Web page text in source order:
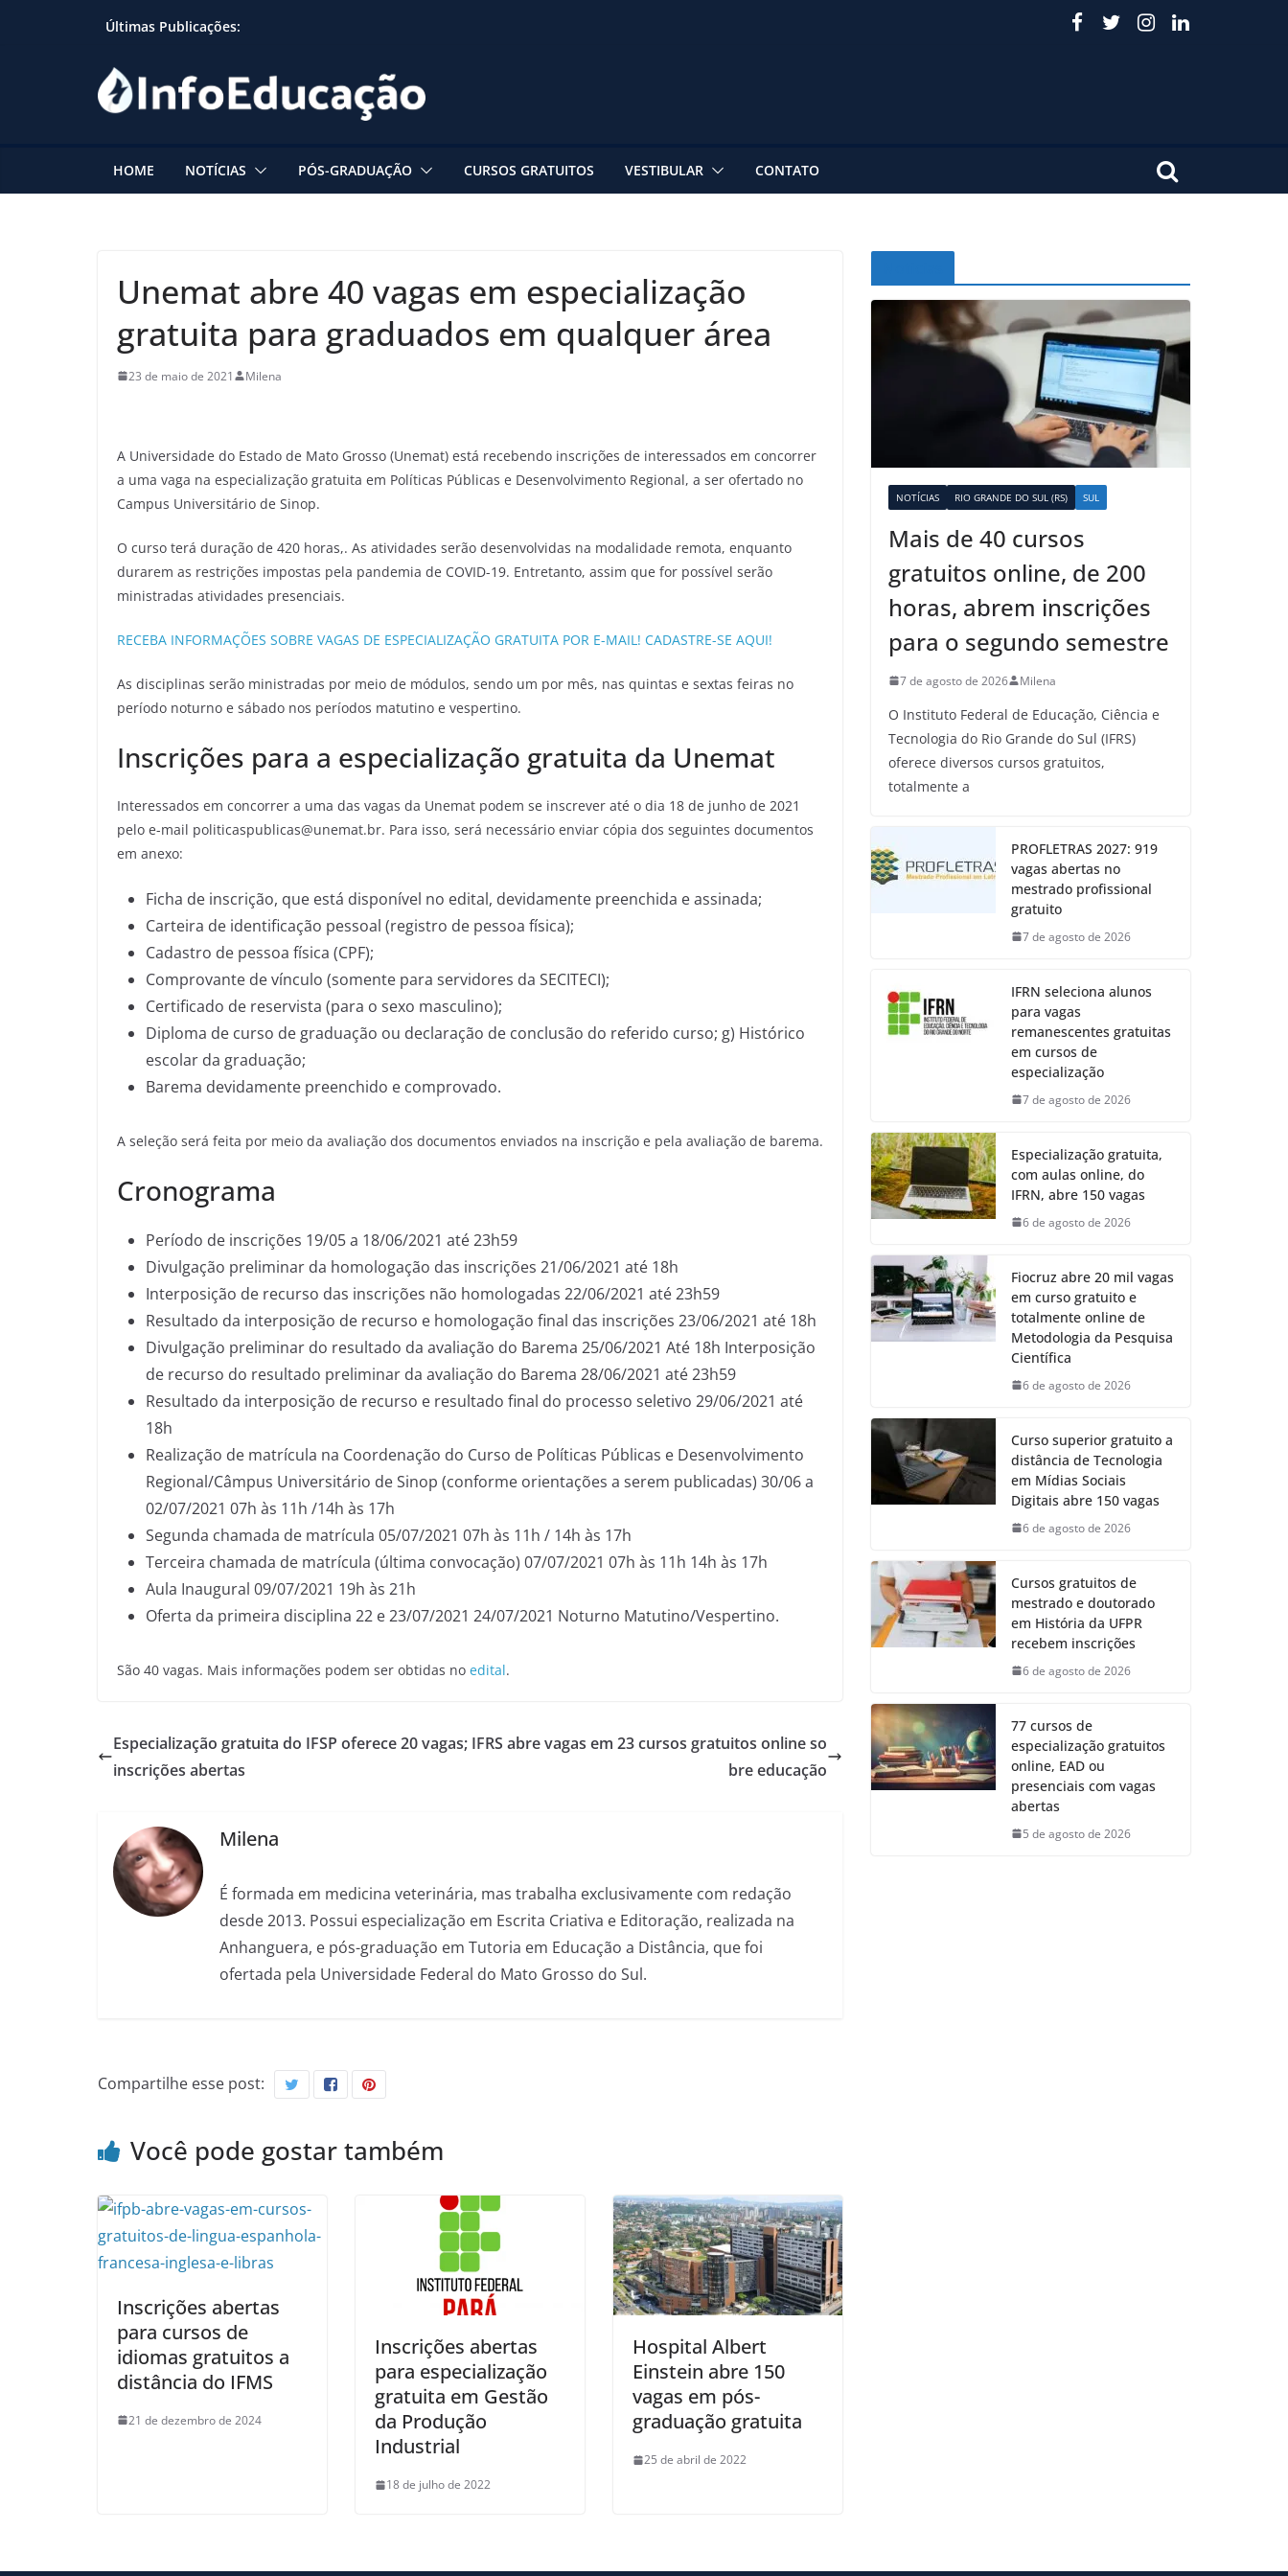
Últimas Publicações:
HOME NOTÍCIAS PÓS-GRADUAÇÃO CURSOS GRATUITOS VESTIBULAR CONTATO
Unemat abre 40 vagas em especialização
gratuita para graduados em qualquer área
23 de maio de 2021 Milena
A Universidade do Estado de Mato Grosso (Unemat) está recebendo inscrições de interessados em concorrer
a uma vaga na especialização gratuita em Políticas Públicas e Desenvolvimento Regional, a ser ofertado no
Campus Universitário de Sinop.
O curso terá duração de 420 horas,. As atividades serão desenvolvidas na modalidade remota, enquanto
durarem as restrições impostas pela pandemia de COVID-19. Entretanto, assim que for possível serão
ministradas atividades presenciais.
RECEBA INFORMAÇÕES SOBRE VAGAS DE ESPECIALIZAÇÃO GRATUITA POR E-MAIL! CADASTRE-SE AQUI!
As disciplinas serão ministradas por meio de módulos, sendo um por mês, nas quintas e sextas feiras no
período noturno e sábado nos períodos matutino e vespertino.
Inscrições para a especialização gratuita da Unemat
Interessados em concorrer a uma das vagas da Unemat podem se inscrever até o dia 18 de junho de 2021
pelo e-mail politicaspublicas@unemat.br. Para isso, será necessário enviar cópia dos seguintes documentos
em anexo:
Ficha de inscrição, que está disponível no edital, devidamente preenchida e assinada;
Carteira de identificação pessoal (registro de pessoa física);
Cadastro de pessoa física (CPF);
Comprovante de vínculo (somente para servidores da SECITECI);
Certificado de reservista (para o sexo masculino);
Diploma de curso de graduação ou declaração de conclusão do referido curso; g) Histórico
escolar da graduação;
Barema devidamente preenchido e comprovado.
A seleção será feita por meio da avaliação dos documentos enviados na inscrição e pela avaliação de barema.
Cronograma
Período de inscrições 19/05 a 18/06/2021 até 23h59
Divulgação preliminar da homologação das inscrições 21/06/2021 até 18h
Interposição de recurso das inscrições não homologadas 22/06/2021 até 23h59
Resultado da interposição de recurso e homologação final das inscrições 23/06/2021 até 18h
Divulgação preliminar do resultado da avaliação do Barema 25/06/2021 Até 18h Interposição
de recurso do resultado preliminar da avaliação do Barema 28/06/2021 até 23h59
Resultado da interposição de recurso e resultado final do processo seletivo 29/06/2021 até
18h
Realização de matrícula na Coordenação do Curso de Políticas Públicas e Desenvolvimento
Regional/Câmpus Universitário de Sinop (conforme orientações a serem publicadas) 30/06 a
02/07/2021 07h às 11h /14h às 17h
Segunda chamada de matrícula 05/07/2021 07h às 11h / 14h às 17h
Terceira chamada de matrícula (última convocação) 07/07/2021 07h às 11h 14h às 17h
Aula Inaugural 09/07/2021 19h às 21h
Oferta da primeira disciplina 22 e 23/07/2021 24/07/2021 Noturno Matutino/Vespertino.
São 40 vagas. Mais informações podem ser obtidas no edital.
Especialização gratuita do IFSP oferece 20 vagas;
inscrições abertas
IFRS abre vagas em 23 cursos gratuitos online so
bre educação
Milena
É formada em medicina veterinária, mas trabalha exclusivamente com redação
desde 2013. Possui especialização em Escrita Criativa e Editoração, realizada na
Anhanguera, e pós-graduação em Tutoria em Educação a Distância, que foi
ofertada pela Universidade Federal do Mato Grosso do Sul.
Compartilhe esse post:
Você pode gostar também
Inscrições abertas
para cursos de
idiomas gratuitos a
distância do IFMS
21 de dezembro de 2024
Inscrições abertas
para especialização
gratuita em Gestão
da Produção
Industrial
18 de julho de 2022
Hospital Albert
Einstein abre 150
vagas em pós-
graduação gratuita
25 de abril de 2022
NOTÍCIAS RIO GRANDE DO SUL (RS) SUL
Mais de 40 cursos
gratuitos online, de 200
horas, abrem inscrições
para o segundo semestre
7 de agosto de 2026 Milena
O Instituto Federal de Educação, Ciência e
Tecnologia do Rio Grande do Sul (IFRS)
oferece diversos cursos gratuitos,
totalmente a
PROFLETRAS 2027: 919
vagas abertas no
mestrado profissional
gratuito
7 de agosto de 2026
IFRN seleciona alunos
para vagas
remanescentes gratuitas
em cursos de
especialização
7 de agosto de 2026
Especialização gratuita,
com aulas online, do
IFRN, abre 150 vagas
6 de agosto de 2026
Fiocruz abre 20 mil vagas
em curso gratuito e
totalmente online de
Metodologia da Pesquisa
Científica
6 de agosto de 2026
Curso superior gratuito a
distância de Tecnologia
em Mídias Sociais
Digitais abre 150 vagas
6 de agosto de 2026
Cursos gratuitos de
mestrado e doutorado
em História da UFPR
recebem inscrições
6 de agosto de 2026
77 cursos de
especialização gratuitos
online, EAD ou
presenciais com vagas
abertas
5 de agosto de 2026